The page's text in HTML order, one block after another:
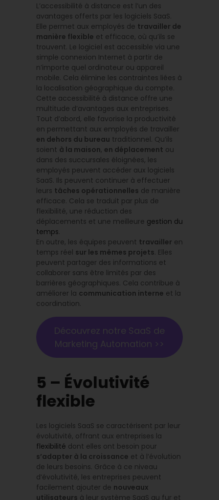
L’accessibilité à distance est l’un des
avantages offerts par les logiciels SaaS.
Elle permet aux employés de travailler de
manière flexible et efficace, où qu’ils se
trouvent. Le logiciel est accessible via une
simple connexion Internet à partir de
n’importe quel ordinateur ou appareil
mobile. Cela élimine les contraintes liées à
la localisation géographique du compte.
Cette accessibilité à distance offre une
multitude d’avantages aux entreprises.
Tout d’abord, elle favorise la productivité
en permettant aux employés de travailler
en dehors du bureau traditionnel. Qu’ils
soient à la maison, en déplacement ou
dans des succursales éloignées, les
employés peuvent accéder aux logiciels
SaaS. Ils peuvent continuer à effectuer
leurs tâches opérationnelles de manière
efficace. Cela se traduit par plus de
flexibilité, une réduction des
déplacements et une meilleure gestion du
temps.
En outre, les équipes peuvent travailler en
temps réel sur les mêmes projets. Elles
peuvent partager des informations et
collaborer sans être limités par des
barrières géographiques. Cela contribue à
améliorer la communication interne et la
coordination.
Découvrez notre SaaS de
Marketing Automation >>
5 – Évolutivité
flexible
Les logiciels SaaS se caractérisent par leur
évolutivité, offrant aux entreprises la
flexibilité dont elles ont besoin pour
s’adapter à la croissance et à l’évolution
de leurs besoins. Grâce à ce niveau
d’évolutivité, les entreprises peuvent
facilement ajouter de nouveaux
utilisateurs à leur système SaaS au fur et